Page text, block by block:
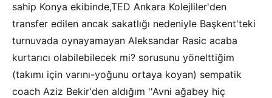
sahip Konya ekibinde,TED Ankara Kolejliler'den
transfer edilen ancak sakatlığı nedeniyle Başkent'teki
turnuvada oynayamayan Aleksandar Rasic acaba
kurtarıcı olabilebilecek mi? sorusunu yönelttiğim
(takımı için varını-yoğunu ortaya koyan) sempatik
coach Aziz Bekir'den aldığım ''Avni ağabey hiç